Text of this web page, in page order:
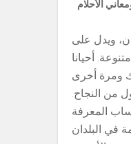
الأحلام
ويدل على
أحيانا
ومرة ​​أخرى
من النجاح.
المعرفة
في البلدان